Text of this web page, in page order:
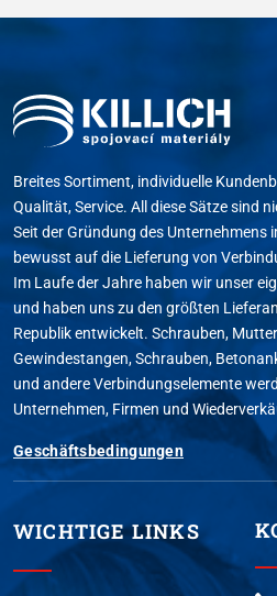
Breites Sortiment, individuelle
Qualität, Service. All diese Sätze sind
Seit der Gründung des Unternehmens
bewusst auf die Lieferung von
Im Laufe der Jahre haben wir unser
und haben uns zu den größten
Republik entwickelt. Schrauben,
Gewindestangen, Schrauben,
und andere Verbindungselemente
Unternehmen, Firmen und
Geschäftsbedingungen
WICHTIGE LINKS